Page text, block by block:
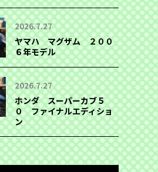
2026.7.27
ヤマハ マグザム ２００
６年モデル
2026.7.27
ホンダ スーパーカブ５
０ ファイナルエディショ
ン